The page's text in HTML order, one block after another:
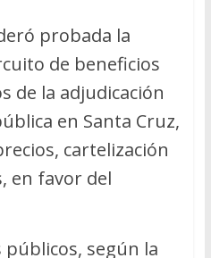
probada la
de beneficios
de la adjudicación
en Santa Cruz,
cartelización
en favor del
públicos, según la